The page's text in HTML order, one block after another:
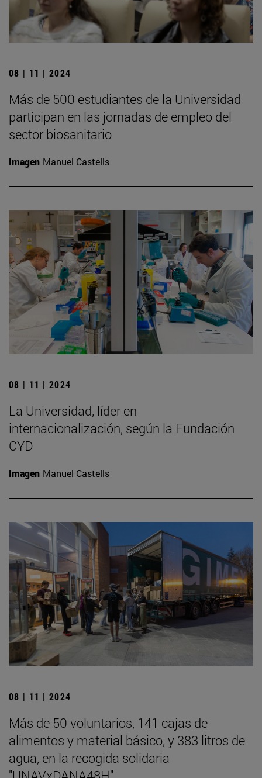
08 | 11 | 2024
Más de 500 estudiantes de la Universidad
participan en las jornadas de empleo del
sector biosanitario
Imagen Manuel Castells
08 | 11 | 2024
La Universidad, líder en
internacionalización, según la Fundación
CYD
Imagen Manuel Castells
08 | 11 | 2024
Más de 50 voluntarios, 141 cajas de
alimentos y material básico, y 383 litros de
agua, en la recogida solidaria